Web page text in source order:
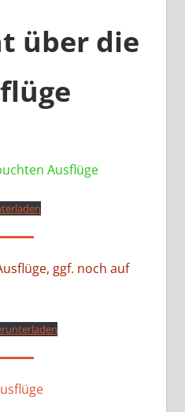
über die
Ausflüge
ggf. noch auf